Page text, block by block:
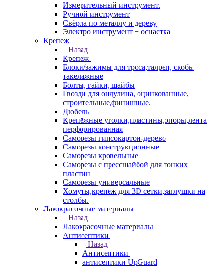
Измерительный инструмент.
Ручной инструмент
Свёрла по металлу и дереву
Электро инструмент + оснастка
Крепеж
Назад
Крепеж
Блоки/зажимы для троса,талреп, скобы
такелажные
Болты, гайки, шайбы
Гвозди для ондулина, оцинкованные,
строительные,финишные.
Дюбель
Крепёжные уголки,пластины,опоры,лента
перфорированная
Саморезы гипсокартон-дерево
Саморезы конструкционные
Саморезы кровельные
Саморезы с прессшайбой для тонких
пластин
Саморезы универсальные
Хомуты,крепёж для 3D сетки,заглушки на
столбы.
Лакокрасочные материалы
Назад
Лакокрасочные материалы
Антисептики
Назад
Антисептики
антисептики UpGuard